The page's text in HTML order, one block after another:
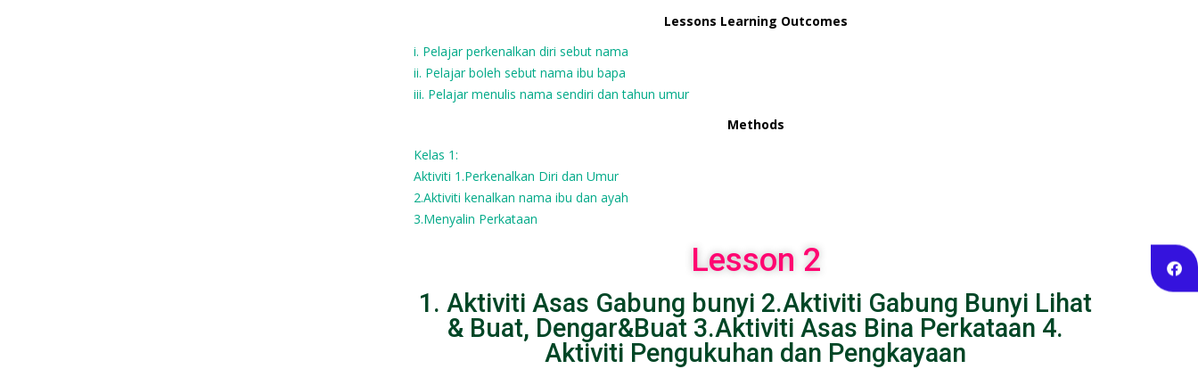
Lessons Learning Outcomes
i. Pelajar perkenalkan diri sebut nama
ii. Pelajar boleh sebut nama ibu bapa
iii. Pelajar menulis nama sendiri dan tahun umur
Methods
Kelas 1:
Aktiviti 1.Perkenalkan Diri dan Umur
2.Aktiviti kenalkan nama ibu dan ayah
3.Menyalin Perkataan
Lesson 2
1. Aktiviti Asas Gabung bunyi 2.Aktiviti Gabung Bunyi Lihat
& Buat, Dengar&Buat 3.Aktiviti Asas Bina Perkataan 4.
Aktiviti Pengukuhan dan Pengkayaan